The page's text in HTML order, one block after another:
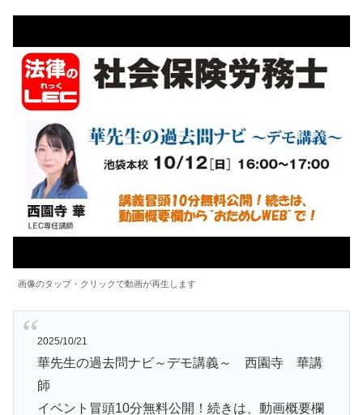
画像のタップ・クリックで動画が再生します
2025/10/21
華先生の過去問ナビ～デモ講義～ 西園寺 華講
師
イベント冒頭10分無料公開！続きは、動画概要欄